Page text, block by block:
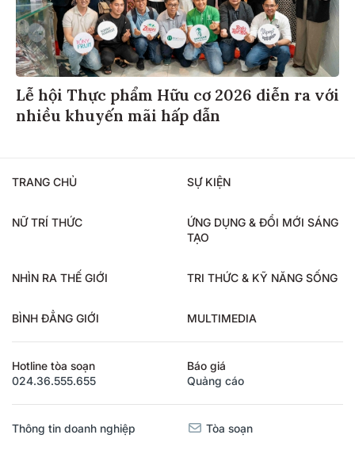
Lễ hội Thực phẩm Hữu cơ 2026 diễn ra với
nhiều khuyến mãi hấp dẫn
TRANG CHỦ SỰ KIỆN
NỮ TRÍ THỨC
ỨNG DỤNG & ĐỔI MỚI SÁNG
TẠO
NHÌN RA THẾ GIỚI TRI THỨC & KỸ NĂNG SỐNG
BÌNH ĐẲNG GIỚI MULTIMEDIA
Hotline tòa soạn
024.36.555.655
Báo giá
Quảng cáo
Thông tin doanh nghiệp Tòa soạn